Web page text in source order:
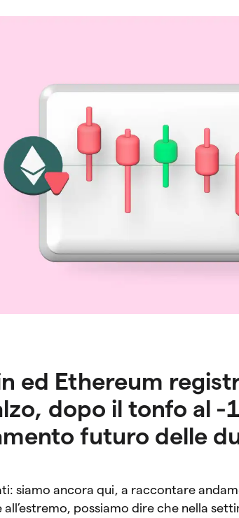
ed Ethereum
dopo il tonfo al -
futuro delle
siamo ancora qui, a raccontare
all’estremo, possiamo dire che nella